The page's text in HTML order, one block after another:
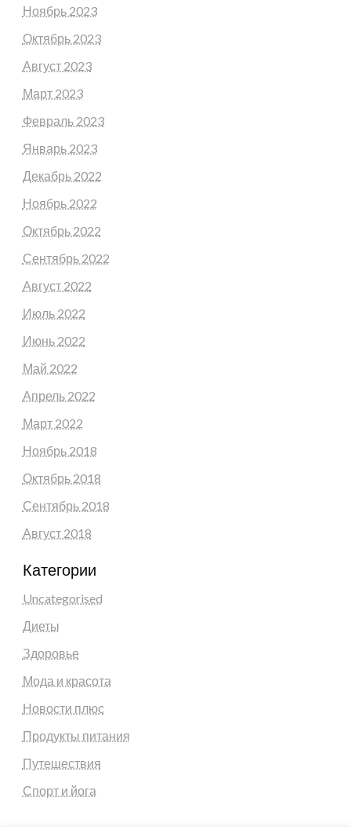
Ноябрь 2023
Октябрь 2023
Август 2023
Март 2023
Февраль 2023
Январь 2023
Декабрь 2022
Ноябрь 2022
Октябрь 2022
Сентябрь 2022
Август 2022
Июль 2022
Июнь 2022
Май 2022
Апрель 2022
Март 2022
Ноябрь 2018
Октябрь 2018
Сентябрь 2018
Август 2018
Категории
Uncategorised
Диеты
Здоровье
Мода и красота
Новости плюс
Продукты питания
Путешествия
Спорт и йога